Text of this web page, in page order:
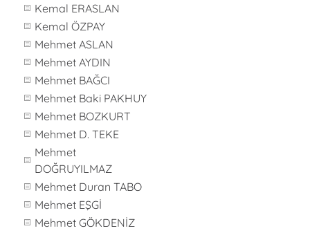
Kemal ERASLAN
Kemal ÖZPAY
Mehmet ASLAN
Mehmet AYDIN
Mehmet BAĞCI
Mehmet Baki PAKHUY
Mehmet BOZKURT
Mehmet D. TEKE
Mehmet
DOĞRUYILMAZ
Mehmet Duran TABO
Mehmet EŞGİ
Mehmet GÖKDENİZ